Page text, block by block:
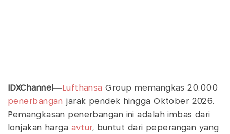
IDXChannel— Lufthansa Group memangkas 20.000
penerbangan jarak pendek hingga Oktober 2026.
Pemangkasan penerbangan ini adalah imbas dari
lonjakan harga avtur, buntut dari peperangan yang